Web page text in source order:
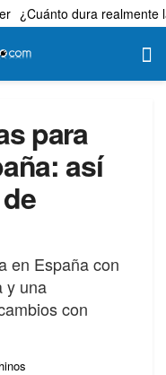
¿Cuánto dura realmente
para
así
en España con
y una
con